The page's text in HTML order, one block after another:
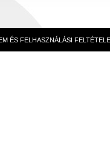
ÉS FELHASZNÁLÁSI